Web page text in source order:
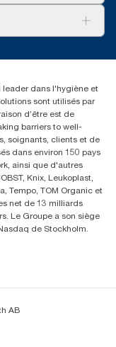
leader dans l'hygiène et
sont utilisés par
d’être est de
barriers to well-
soignants, clients et de
dans environ 150 pays
ainsi que d'autres
Knix, Leukoplast,
Tempo, TOM Organic et
net de 13 milliards
Le Groupe a son siège
de Stockholm.
AB